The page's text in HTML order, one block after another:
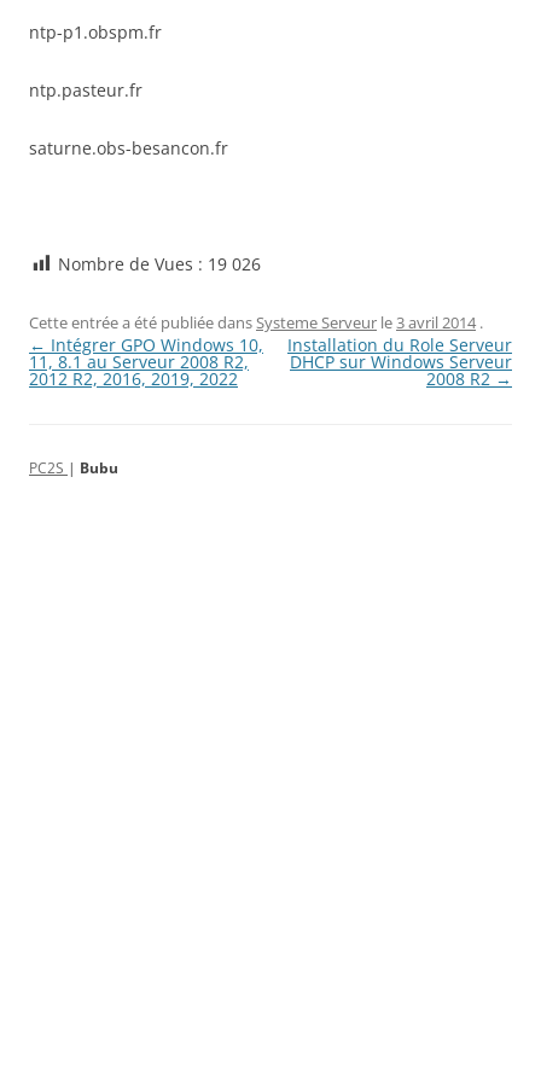
ntp-p1.obspm.fr
ntp.pasteur.fr
saturne.obs-besancon.fr
Nombre de Vues : 19 026
Cette entrée a été publiée dansSysteme Serveur le3 avril 2014 .
Navigation
des
articles
← Intégrer GPO Windows 10,
11, 8.1 au Serveur 2008 R2,
2012 R2, 2016, 2019, 2022
Installation du Role Serveur
DHCP sur Windows Serveur
2008 R2→
PC2S | Bubu